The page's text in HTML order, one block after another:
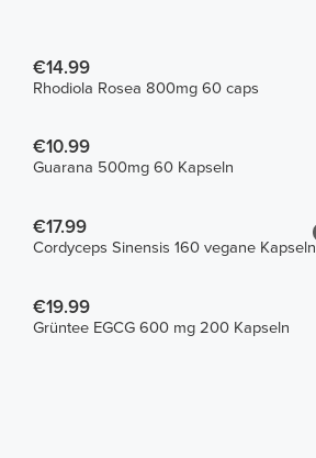
€14.99
Rhodiola Rosea 800mg 60 caps
€10.99
Guarana 500mg 60 Kapseln
€17.99
Cordyceps Sinensis 160 vegane Kapseln
€19.99
Grüntee EGCG 600 mg 200 Kapseln